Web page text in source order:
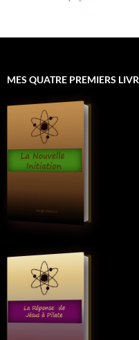
MES QUATRE PREMIERS